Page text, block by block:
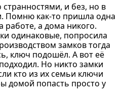
и без, но в
Помню как-то пришла одна
работе, а дома никого.
одинаковые, попросила
замков тогда
ключ подошёл. А вот её
Но никто замки
кто из их семьи ключи
домой попасть просто у